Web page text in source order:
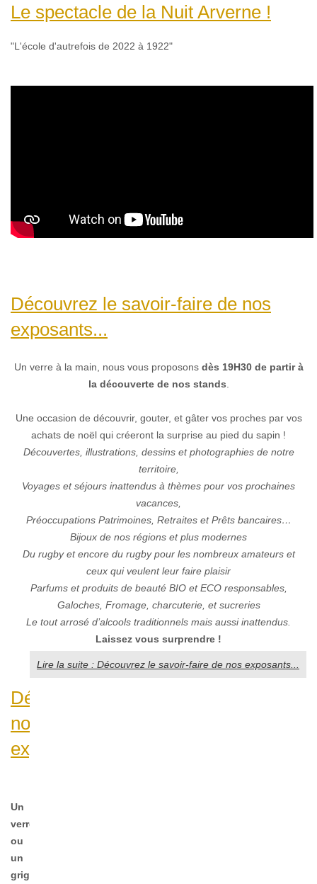
Le spectacle de la Nuit Arverne !
"L'école d'autrefois de 2022 à 1922"
Découvrez le savoir-faire de nos
exposants...
Un verre à la main, nous vous proposons dès 19H30 de partir à
la découverte de nos stands
Une occasion de découvrir, gouter, et gâter vos proches par vos
achats de noël qui créeront la surprise au pied du sapin !
Découvertes, illustrations, dessins et photographies de notre
territoire,
Voyages et séjours inattendus à thèmes pour vos prochaines
vacances,
Préoccupations Patrimoines, Retraites et Prêts bancaires…
Bijoux de nos régions et plus modernes
Du rugby et encore du rugby pour les nombreux amateurs et
ceux qui veulent leur faire plaisir
Parfums et produits de beauté BIO et ECO responsables,
Galoches, Fromage, charcuterie, et sucreries
Le tout arrosé d’alcools traditionnels mais aussi inattendus.
Laissez vous surprendre !
Lire la suite : Découvrez le savoir-faire de nos exposants...
Découvrez
nos
exposants...
Un
verre
ou
un
grignotage